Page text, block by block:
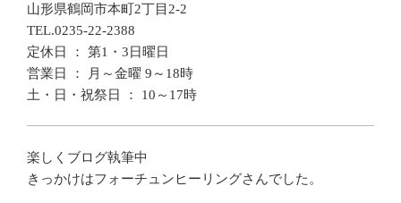
山形県鶴岡市本町2丁目2-2
TEL.0235-22-2388
定休日 ： 第1・3日曜日
営業日 ： 月～金曜 9～18時
土・日・祝祭日 ： 10～17時
楽しくブログ執筆中
きっかけはフォーチュンヒーリングさんでした。